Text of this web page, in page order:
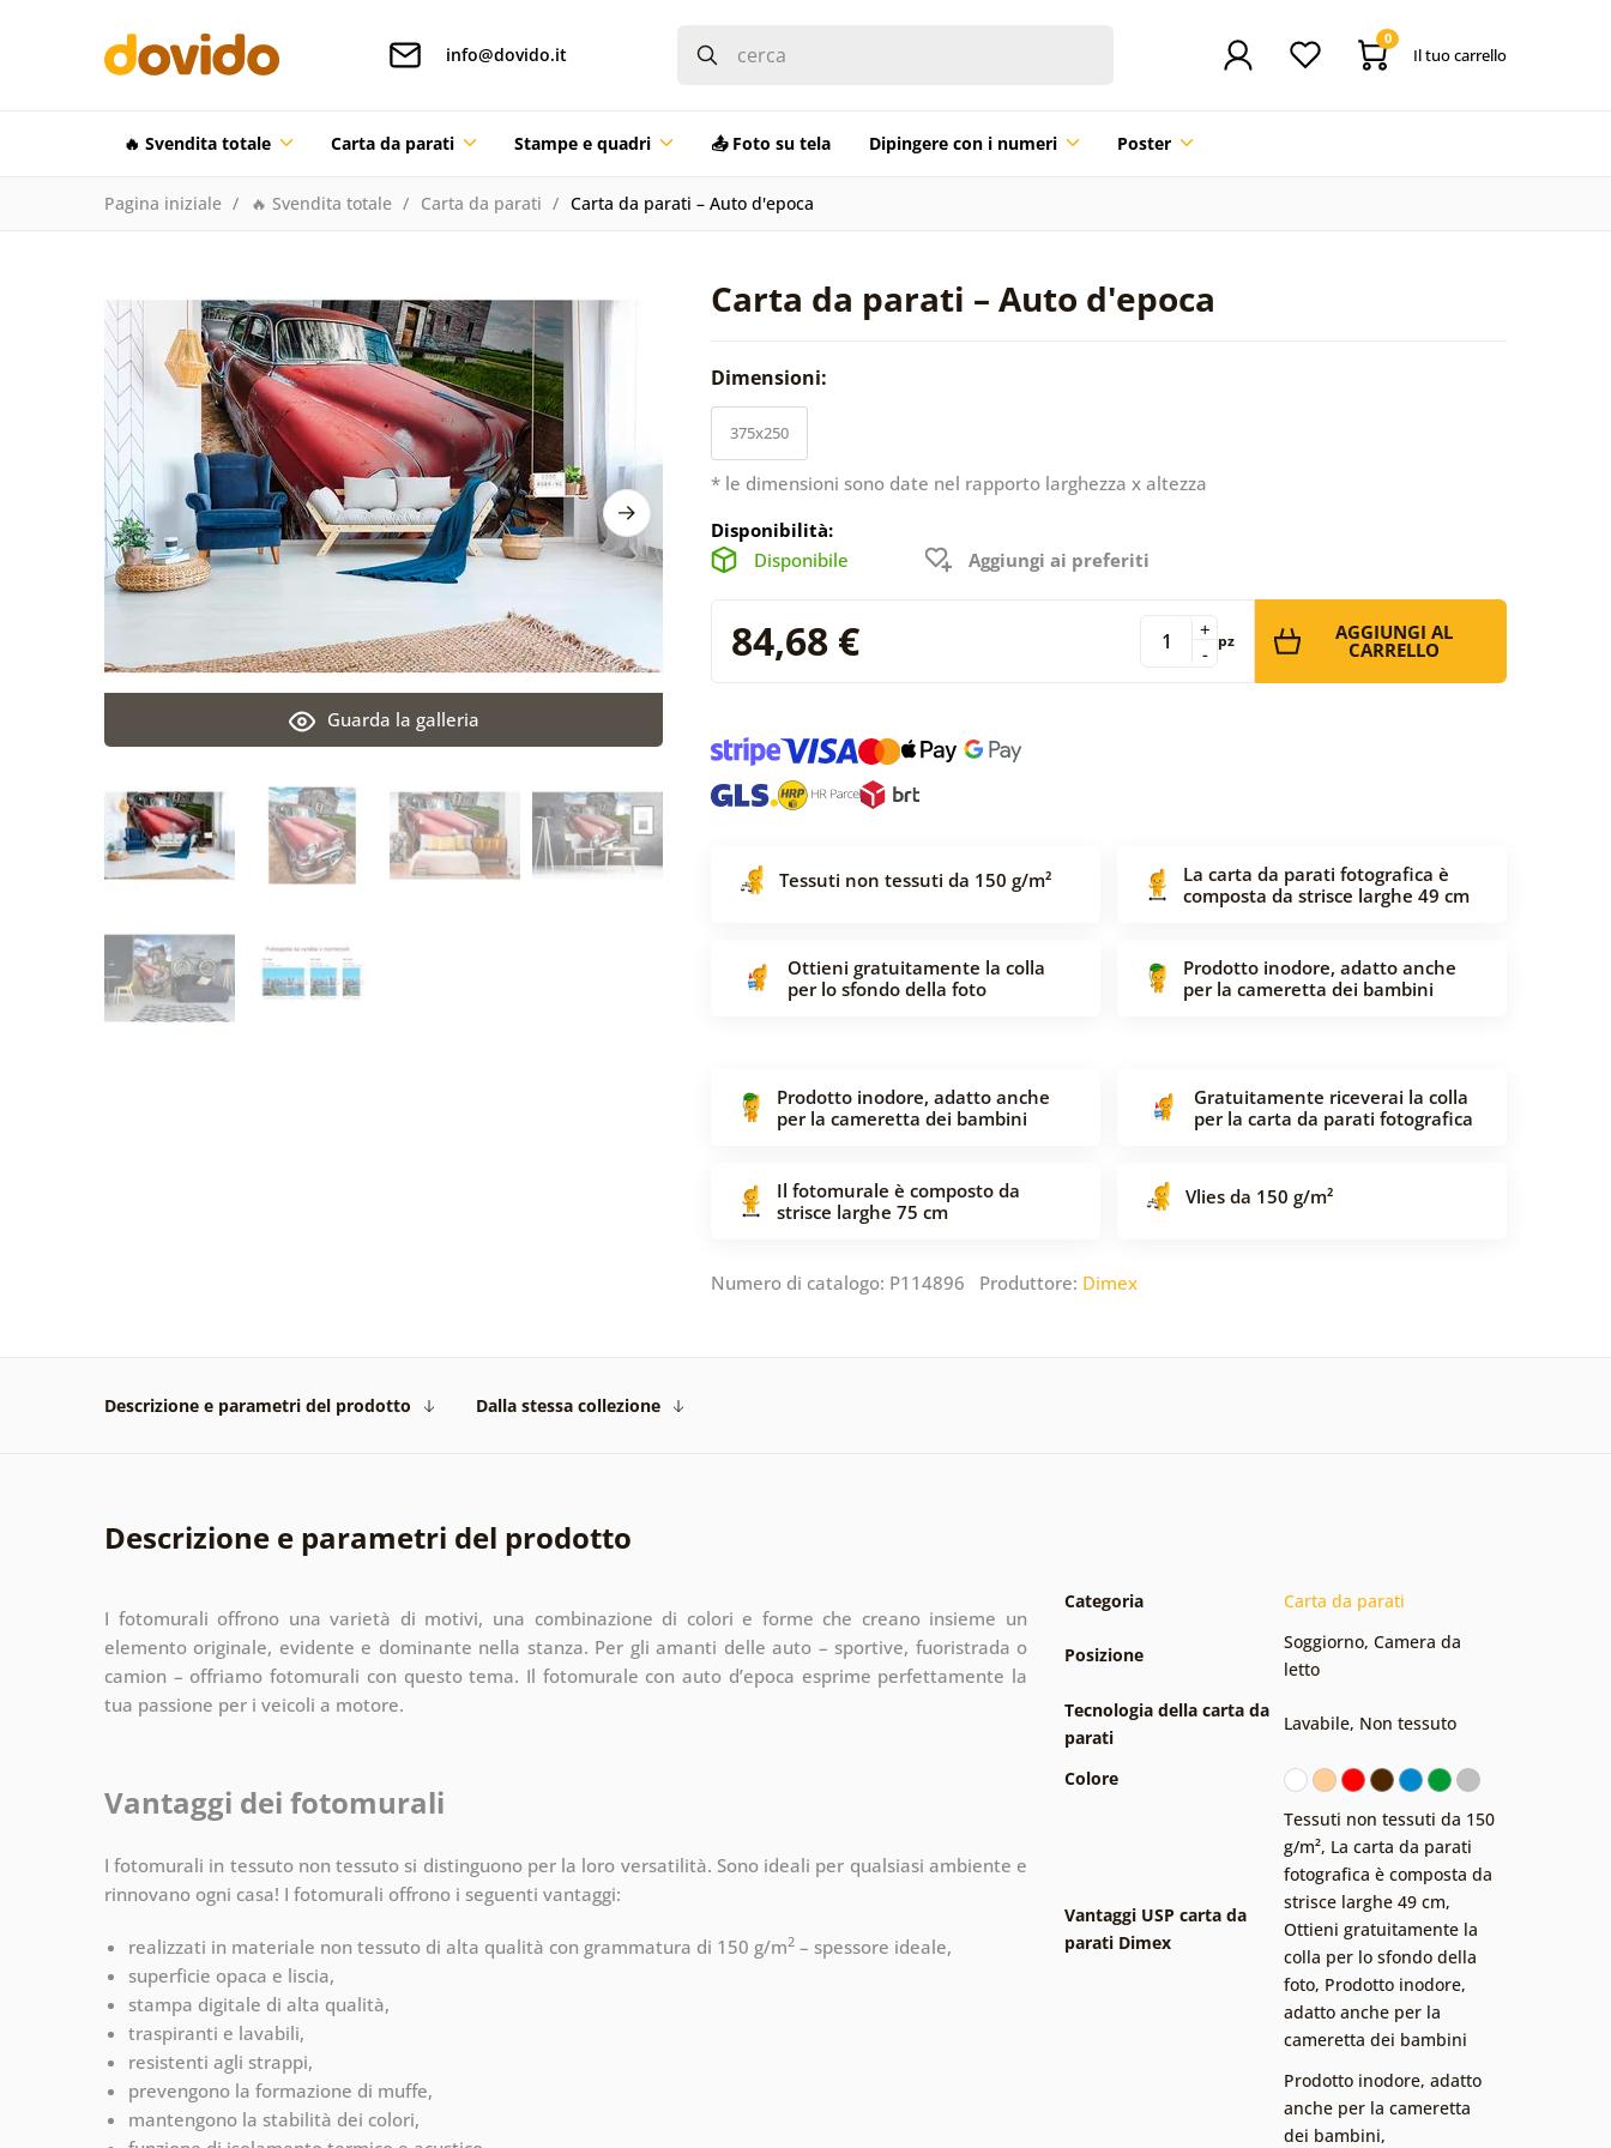
info@dovido.it
0
Il tuo carrello
🔥 Svendita totale Carta da parati Stampe e quadri 📤 Foto su tela Dipingere con i numeri Poster
Pagina iniziale 🔥 Svendita totale Carta da parati Carta da parati – Auto d'epoca
Carta da parati – Auto d'epoca
Guarda la galleria
Dimensioni:
375x250
* le dimensioni sono date nel rapporto larghezza x altezza
Disponibilità:
Disponibile
Aggiungi ai preferiti
84,68 € -
+ pz AGGIUNGI AL
CARRELLO
Tessuti non tessuti da 150 g/m²
La carta da parati fotografica è
composta da strisce larghe 49 cm
Ottieni gratuitamente la colla
per lo sfondo della foto
Prodotto inodore, adatto anche
per la cameretta dei bambini
Prodotto inodore, adatto anche
per la cameretta dei bambini
Gratuitamente riceverai la colla
per la carta da parati fotografica
Il fotomurale è composto da
strisce larghe 75 cm
Vlies da 150 g/m²
Numero di catalogo: P114896 Produttore: Dimex
Descrizione e parametri del prodotto Dalla stessa collezione
Descrizione e parametri del prodotto
I fotomurali offrono una varietà di motivi, una combinazione di colori e forme che creano insieme un
elemento originale, evidente e dominante nella stanza. Per gli amanti delle auto – sportive, fuoristrada o
camion – offriamo fotomurali con questo tema. Il fotomurale con auto d’epoca esprime perfettamente la
tua passione per i veicoli a motore.
Vantaggi dei fotomurali
I fotomurali in tessuto non tessuto si distinguono per la loro versatilità. Sono ideali per qualsiasi ambiente e
rinnovano ogni casa! I fotomurali offrono i seguenti vantaggi:
realizzati in materiale non tessuto di alta qualità con grammatura di 150 g/m2– spessore ideale,
superficie opaca e liscia,
stampa digitale di alta qualità,
traspiranti e lavabili,
resistenti agli strappi,
prevengono la formazione di muffe,
mantengono la stabilità dei colori,
Categoria Carta da parati
Posizione
Soggiorno, Camera da
letto
Tecnologia della carta da
parati
Lavabile, Non tessuto
Colore
Vantaggi USP carta da
parati Dimex
Tessuti non tessuti da 150
g/m², La carta da parati
fotografica è composta da
strisce larghe 49 cm,
Ottieni gratuitamente la
colla per lo sfondo della
foto, Prodotto inodore,
adatto anche per la
cameretta dei bambini
Prodotto inodore, adatto
anche per la cameretta
dei bambini,